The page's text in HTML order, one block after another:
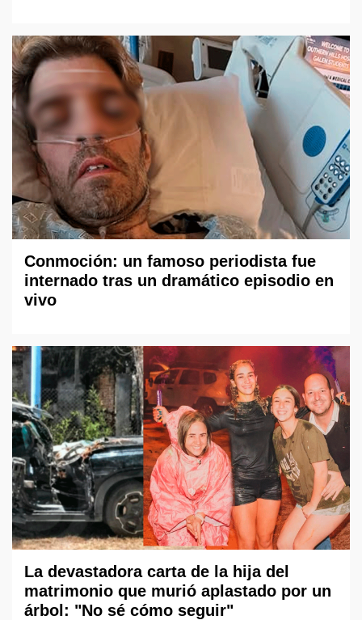
Conmoción: un famoso periodista fue
internado tras un dramático episodio en
vivo
La devastadora carta de la hija del
matrimonio que murió aplastado por un
árbol: "No sé cómo seguir"